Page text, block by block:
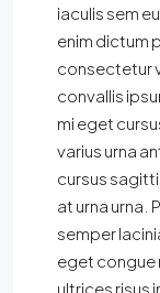
iaculis sem
enim dictum
consectetur
convallis
mi eget
varius urna
cursus
at urna urna.
semper
eget congue
ultrices risus